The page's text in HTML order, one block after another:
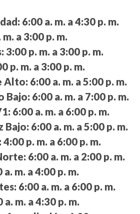
6:00 a. m. a 4:30 p. m.
a 3:00 p. m.
3:00 p. m. a 3:00 p. m.
p. m. a 3:00 p. m.
Alto: 6:00 a. m. a 5:00 p. m.
Bajo: 6:00 a. m. a 7:00 p. m.
6:00 a. m. a 6:00 p. m.
Bajo: 6:00 a. m. a 5:00 p. m.
4:00 p. m. a 6:00 p. m.
6:00 a. m. a 2:00 p. m.
a. m. a 4:00 p. m.
6:00 a. m. a 6:00 p. m.
a. m. a 4:30 p. m.